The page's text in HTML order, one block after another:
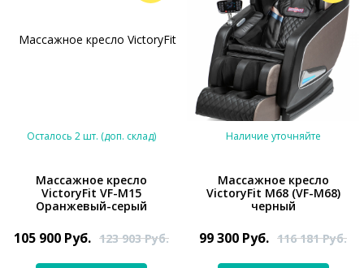
Осталось 2 шт. (доп. склад)
Массажное кресло
VictoryFit VF-M15
Оранжевый-серый
105 900 Руб. 123 903Руб.
*}
Наличие уточняйте
Массажное кресло
VictoryFit M68 (VF-M68)
черный
99 300 Руб. 116 181Руб.